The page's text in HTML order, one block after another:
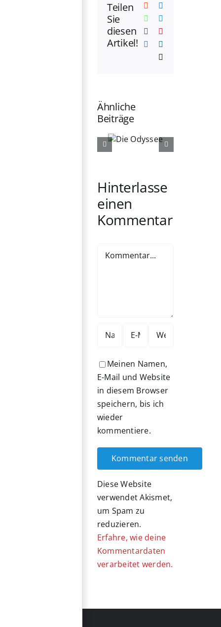
Teilen
Sie
diesen
Artikel!
Reddit
WhatsApp
Tumblr
Ähnliche
Beiträge
Das Schloss
Hinterlasse
einen
Kommentar
Meinen Namen,
E-Mail und Website
in diesem Browser
speichern, bis ich
wieder
kommentiere.
Diese Website
verwendet Akismet,
um Spam zu
reduzieren.
Erfahre, wie deine
Kommentardaten
verarbeitet werden.